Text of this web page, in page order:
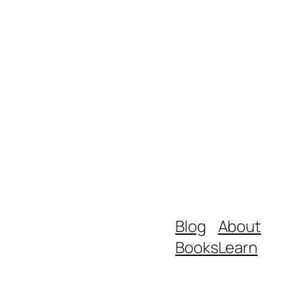
Blog
Books
About
Learn